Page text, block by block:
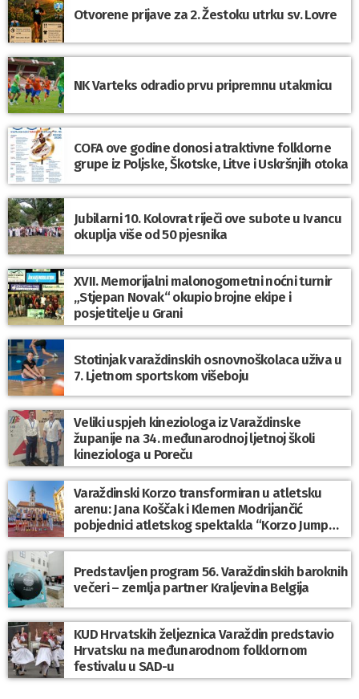
Otvorene prijave za 2. Žestoku utrku sv. Lovre
NK Varteks odradio prvu pripremnu utakmicu
COFA ove godine donosi atraktivne folklorne
grupe iz Poljske, Škotske, Litve i Uskršnjih otoka
Jubilarni 10. Kolovrat riječi ove subote u Ivancu
okuplja više od 50 pjesnika
XVII. Memorijalni malonogometni noćni turnir
„Stjepan Novak“ okupio brojne ekipe i
posjetitelje u Grani
Stotinjak varaždinskih osnovnoškolaca uživa u
7. Ljetnom sportskom višeboju
Veliki uspjeh kineziologa iz Varaždinske
županije na 34. međunarodnoj ljetnoj školi
kineziologa u Poreču
Varaždinski Korzo transformiran u atletsku
arenu: Jana Koščak i Klemen Modrijančić
pobjednici atletskog spektakla “Korzo Jump
2026”
Predstavljen program 56. Varaždinskih baroknih
večeri – zemlja partner Kraljevina Belgija
KUD Hrvatskih željeznica Varaždin predstavio
Hrvatsku na međunarodnom folklornom
festivalu u SAD-u